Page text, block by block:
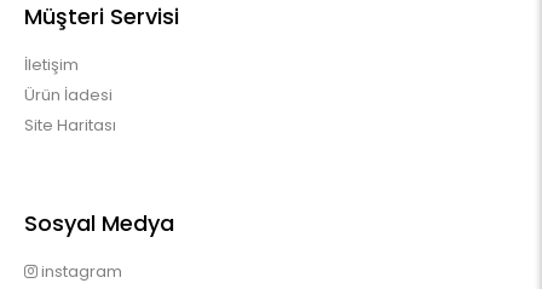
Müşteri Servisi
İletişim
Ürün İadesi
Site Haritası
Sosyal Medya
instagram